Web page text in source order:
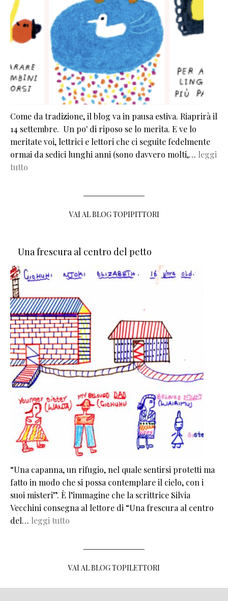
Come da tradizione, il blog va in pausa estiva. Riaprirà il
14 settembre. Un po' di riposo se lo merita. E ve lo
meritate voi, lettrici e lettori che ci seguite fedelmente
ormai da sedici lunghi anni (sono davvero molti,… leggi
tutto
VAI AL BLOG TOPIPITTORI
Una frescura al centro del petto
“Una capanna, un rifugio, nel quale sentirsi protetti ma
fatto in modo che si possa contemplare il cielo, con i
suoi misteri”. È l’immagine che la scrittrice Silvia
Vecchini consegna al lettore di “Una frescura al centro
del… leggi tutto
VAI AL BLOG TOPILETTORI